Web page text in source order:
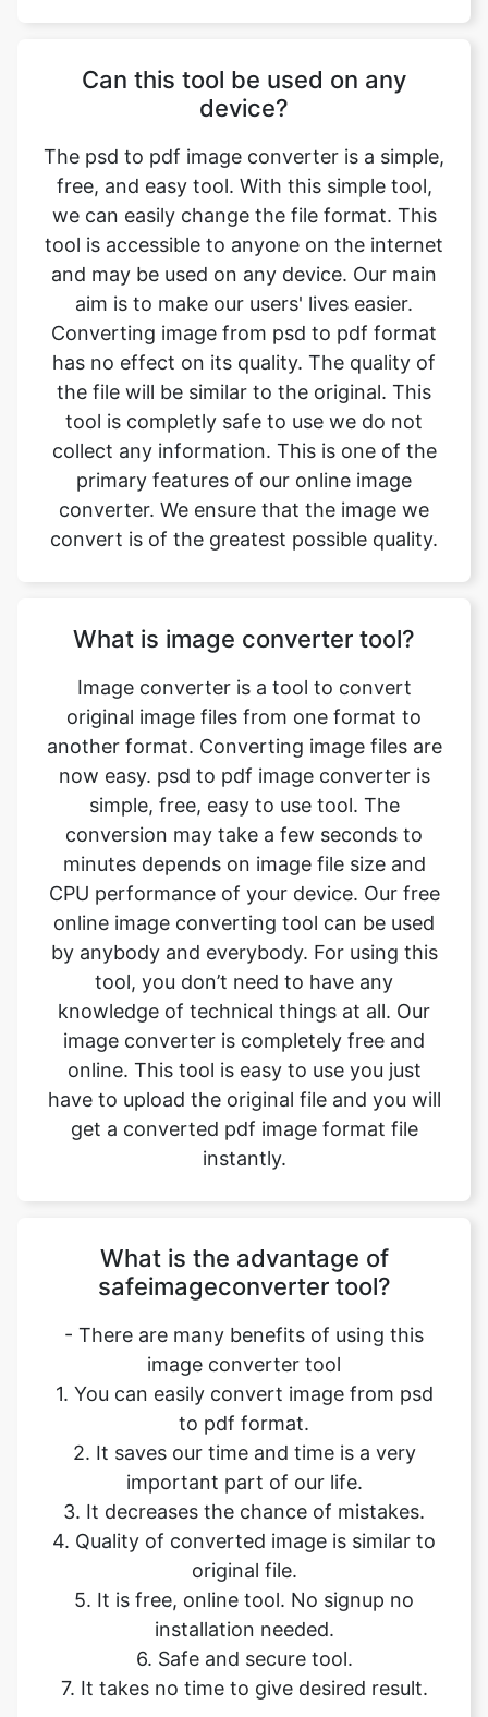
free, and easy tool. With this simple tool,
we can easily change the file format. This
tool is accessible to anyone on the internet
and may be used on any device. Our main
aim is to make our users' lives easier.
Converting image from psd to pdf format
has no effect on its quality. The quality of
the file will be similar to the original. This
tool is completly safe to use we do not
collect any information. This is one of the
primary features of our online image
converter. We ensure that the image we
convert is of the greatest possible quality.
What is image converter tool?
another format. Converting image files are
now easy. psd to pdf image converter is
simple, free, easy to use tool. The
conversion may take a few seconds to
minutes depends on image file size and
CPU performance of your device. Our free
online image converting tool can be used
by anybody and everybody. For using this
tool, you don’t need to have any
knowledge of technical things at all. Our
image converter is completely free and
online. This tool is easy to use you just
have to upload the original file and you will
get a converted pdf image format file
instantly.
What is the advantage of
image converter tool
1. You can easily convert image from psd
to pdf format.
2. It saves our time and time is a very
important part of our life.
3. It decreases the chance of mistakes.
4. Quality of converted image is similar to
original file.
5. It is free, online tool. No signup no
installation needed.
6. Safe and secure tool.
7. It takes no time to give desired result.
Our USPs